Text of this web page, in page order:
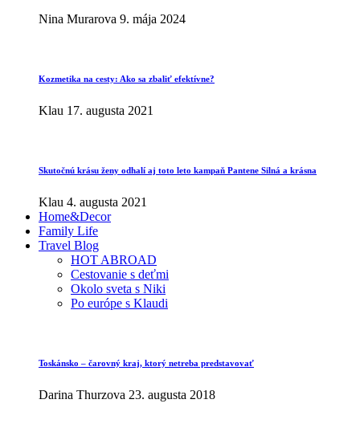
Nina Murarova 9. mája 2024
Kozmetika na cesty: Ako sa zbaliť efektívne?
Klau 17. augusta 2021
Skutočnú krásu ženy odhalí aj toto leto kampaň Pantene Silná a krásna
Klau 4. augusta 2021
Home&Decor
Family Life
Travel Blog
HOT ABROAD
Cestovanie s deťmi
Okolo sveta s Niki
Po európe s Klaudi
Toskánsko – čarovný kraj, ktorý netreba predstavovať
Darina Thurzova 23. augusta 2018